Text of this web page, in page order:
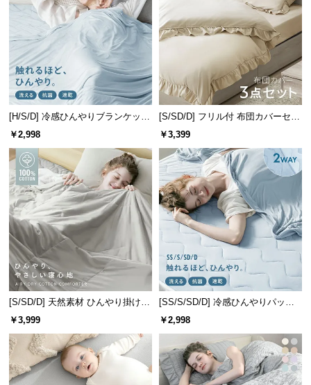
ブ
ロ
グ
企
業
情
報
[H/S/D] 冷感ひんやりブランケット
リバーシブル 速乾 抗菌 洗える
￥2,998
[S/SD/D] フリル付 布団カバーセッ
ト
￥3,399
[S/SD/D] 天然素材 ひんやり掛け布
団 綿100% リバーシブル 洗える
￥3,999
[SS/S/SD/D] 冷感ひんやりパッド
リバーシブル 速乾 抗菌 洗える
￥2,998